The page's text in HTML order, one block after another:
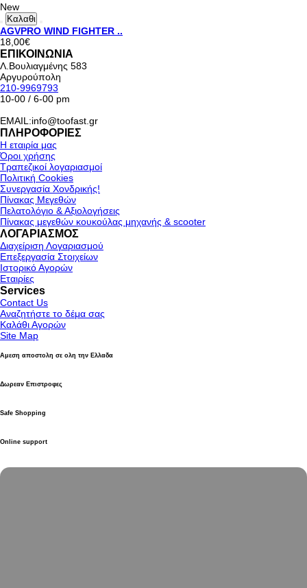
New
Καλαθι
AGVPRO WIND FIGHTER ..
18,00€
ΕΠΙΚΟΙΝΩΝΙΑ
Λ.Βουλιαγμένης 583
Αργυρούπολη
210-9969793
10-00 / 6-00 pm
EMAIL:info@toofast.gr
ΠΛΗΡΟΦΟΡΙΕΣ
Η εταιρία μας
Όροι χρήσης
Τραπεζικοί λογαριασμοί
Πολιτική Cookies
Συνεργασία Χονδρικής!
Πίνακας Μεγεθών
Πελατολόγιο & Αξιολογήσεις
Πίνακας μεγεθών κουκούλας μηχανής & scooter
ΛΟΓΑΡΙΑΣΜΟΣ
Διαχείριση Λογαριασμού
Επεξεργασία Στοιχείων
Ιστορικό Αγορών
Εταιρίες
Services
Contact Us
Αναζητήστε το δέμα σας
Καλάθι Αγορών
Site Map
Αμεση αποστολη σε ολη την Ελλαδα
Δωρεαν Επιστροφες
Safe Shopping
Online support